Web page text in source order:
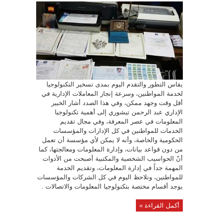
نزال
بحاجة
الطابع
والختم
والسجل
الورقي
…
خبير
إداري:
الخدمات
الإلكترونية
دون
المقبول
والأجور
الحالية
طاردة
للكفاءات
مغلقة
يقاس التطور والتقدم اليوم بمدى تسخير التكنولوجيا
لخدمة المواطنين، وسرعة إنجاز المعاملات الإدارية في
أقل وقت وجهد ممكن، وفي هذا الصدد أشار الخبير
الإداري عبد الرحمن تيشوري إلى أهمية تكنولوجيا
المعلومات في عصر المعرفة، وفي مجال تقديم
الخدمات للمواطنين في كل الإدارات والمؤسسات
الحكومية والخاصة، وأنه لا يمكن لأي مؤسسة أن تعمل
من دون قواعد بيانات، وإدارة المعلومات ومعالجتها، كما
أنّ الحواسيب الشخصية والمكتبية أصبحت من الأدوات
المهمة جداً في إدارة المعلومات، وتقديم الخدمة
للمواطنين، ونلاحظ اليوم في كل الشركات والمؤسسات
يوجد أقسام مختصة بتكنولوجيا المعلومات والاتصالات .
أكمل القراءة »